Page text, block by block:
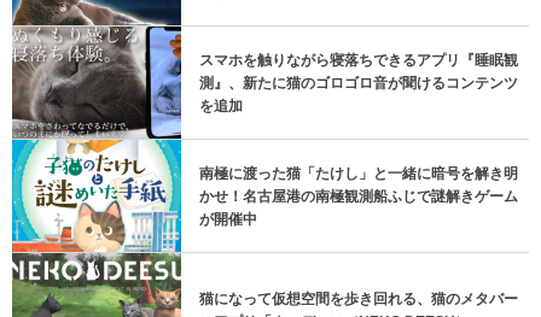
スマホを触りながら寝落ちできるアプリ『睡眠観
測』、新たに猫のゴロゴロ音が聞けるコンテンツ
を追加
南極に渡った猫「たけし」と一緒に暗号を解き明
かせ！名古屋港の南極観測船ふじで謎解きゲーム
が開催中
猫になって仮想空間を歩き回れる、猫のメタバー